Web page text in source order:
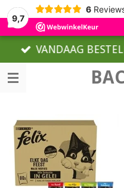
9,7
6
VANDAAG